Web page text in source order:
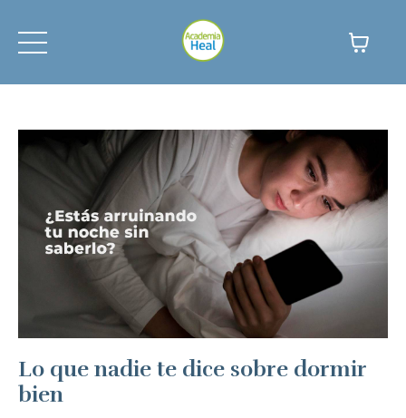
Lo que nadie te dice sobre dormir
bien